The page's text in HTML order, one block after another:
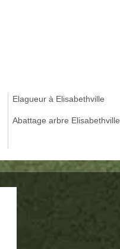
Elagueur à Elisabethville
Abattage arbre Elisabethville